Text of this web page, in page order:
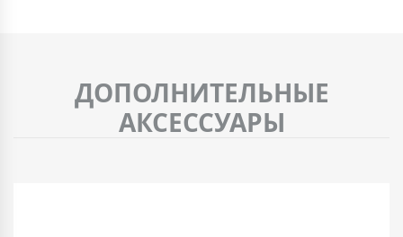
ДОПОЛНИТЕЛЬНЫЕ
АКСЕССУАРЫ